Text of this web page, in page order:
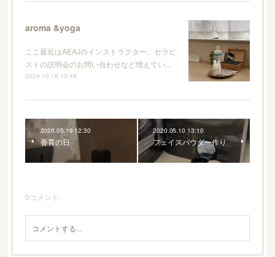
aroma &yoga
ここ最近はAEAJのインストラクター、セラピ
ストの説明会のお問い合わせなど増えてい…
2024.10.16 10:48
2020.05.19 12:30
香育の日
2020.05.10 13:10
フェイスパウダー作り
0コメント